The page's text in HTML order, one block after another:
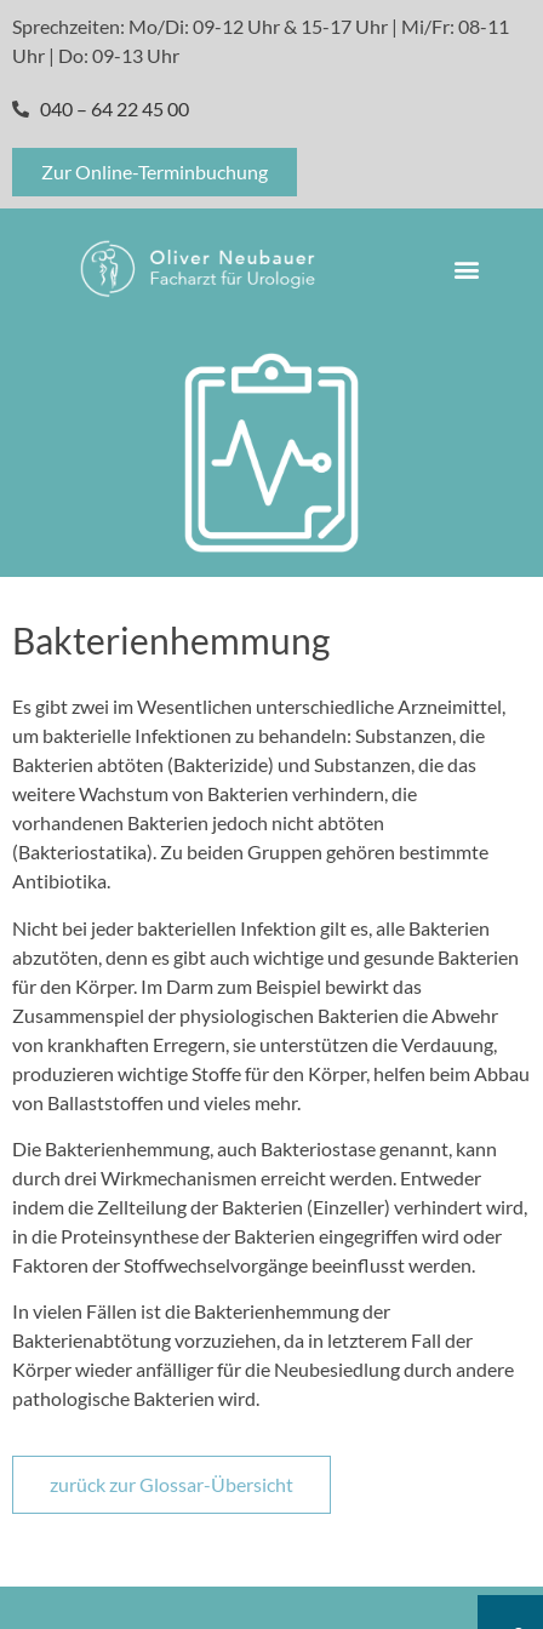
Sprechzeiten: Mo/Di: 09-12 Uhr & 15-17 Uhr | Mi/Fr: 08-11
Uhr | Do: 09-13 Uhr
040 – 64 22 45 00
Zur Online-Terminbuchung
Bakterienhemmung
Es gibt zwei im Wesentlichen unterschiedliche Arzneimittel,
um bakterielle Infektionen zu behandeln: Substanzen, die
Bakterien abtöten (Bakterizide) und Substanzen, die das
weitere Wachstum von Bakterien verhindern, die
vorhandenen Bakterien jedoch nicht abtöten
(Bakteriostatika). Zu beiden Gruppen gehören bestimmte
Antibiotika.
Nicht bei jeder bakteriellen Infektion gilt es, alle Bakterien
abzutöten, denn es gibt auch wichtige und gesunde Bakterien
für den Körper. Im Darm zum Beispiel bewirkt das
Zusammenspiel der physiologischen Bakterien die Abwehr
von krankhaften Erregern, sie unterstützen die Verdauung,
produzieren wichtige Stoffe für den Körper, helfen beim Abbau
von Ballaststoffen und vieles mehr.
Die Bakterienhemmung, auch Bakteriostase genannt, kann
durch drei Wirkmechanismen erreicht werden. Entweder
indem die Zellteilung der Bakterien (Einzeller) verhindert wird,
in die Proteinsynthese der Bakterien eingegriffen wird oder
Faktoren der Stoffwechselvorgänge beeinflusst werden.
In vielen Fällen ist die Bakterienhemmung der
Bakterienabtötung vorzuziehen, da in letzterem Fall der
Körper wieder anfälliger für die Neubesiedlung durch andere
pathologische Bakterien wird.
zurück zur Glossar-Übersicht